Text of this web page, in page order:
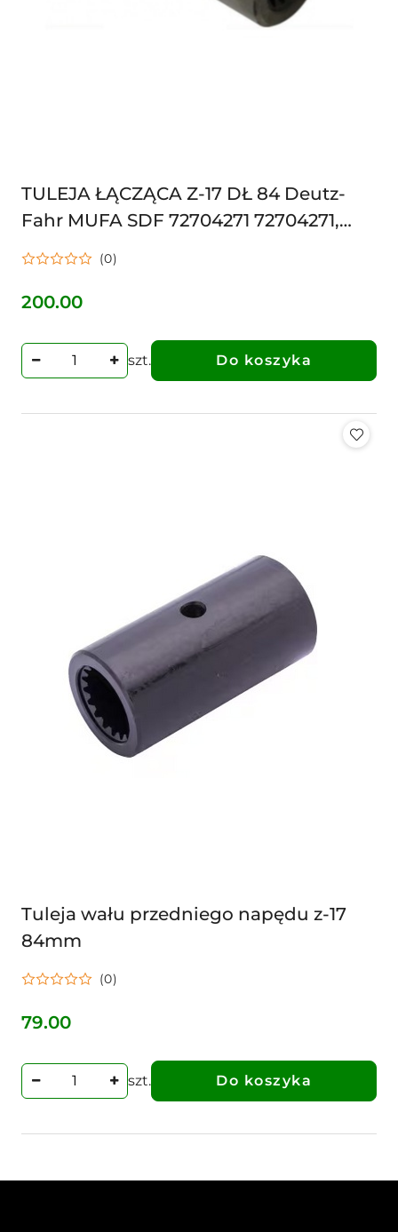
TULEJA ŁĄCZĄCA Z-17 DŁ 84 Deutz-
Fahr MUFA SDF 72704271 72704271,
02552617010, 0.255.2617.0/10
(0)
Cena:
200.00
szt. Do koszyka
Tuleja wału przedniego napędu z-17
84mm
(0)
Cena:
79.00
szt. Do koszyka